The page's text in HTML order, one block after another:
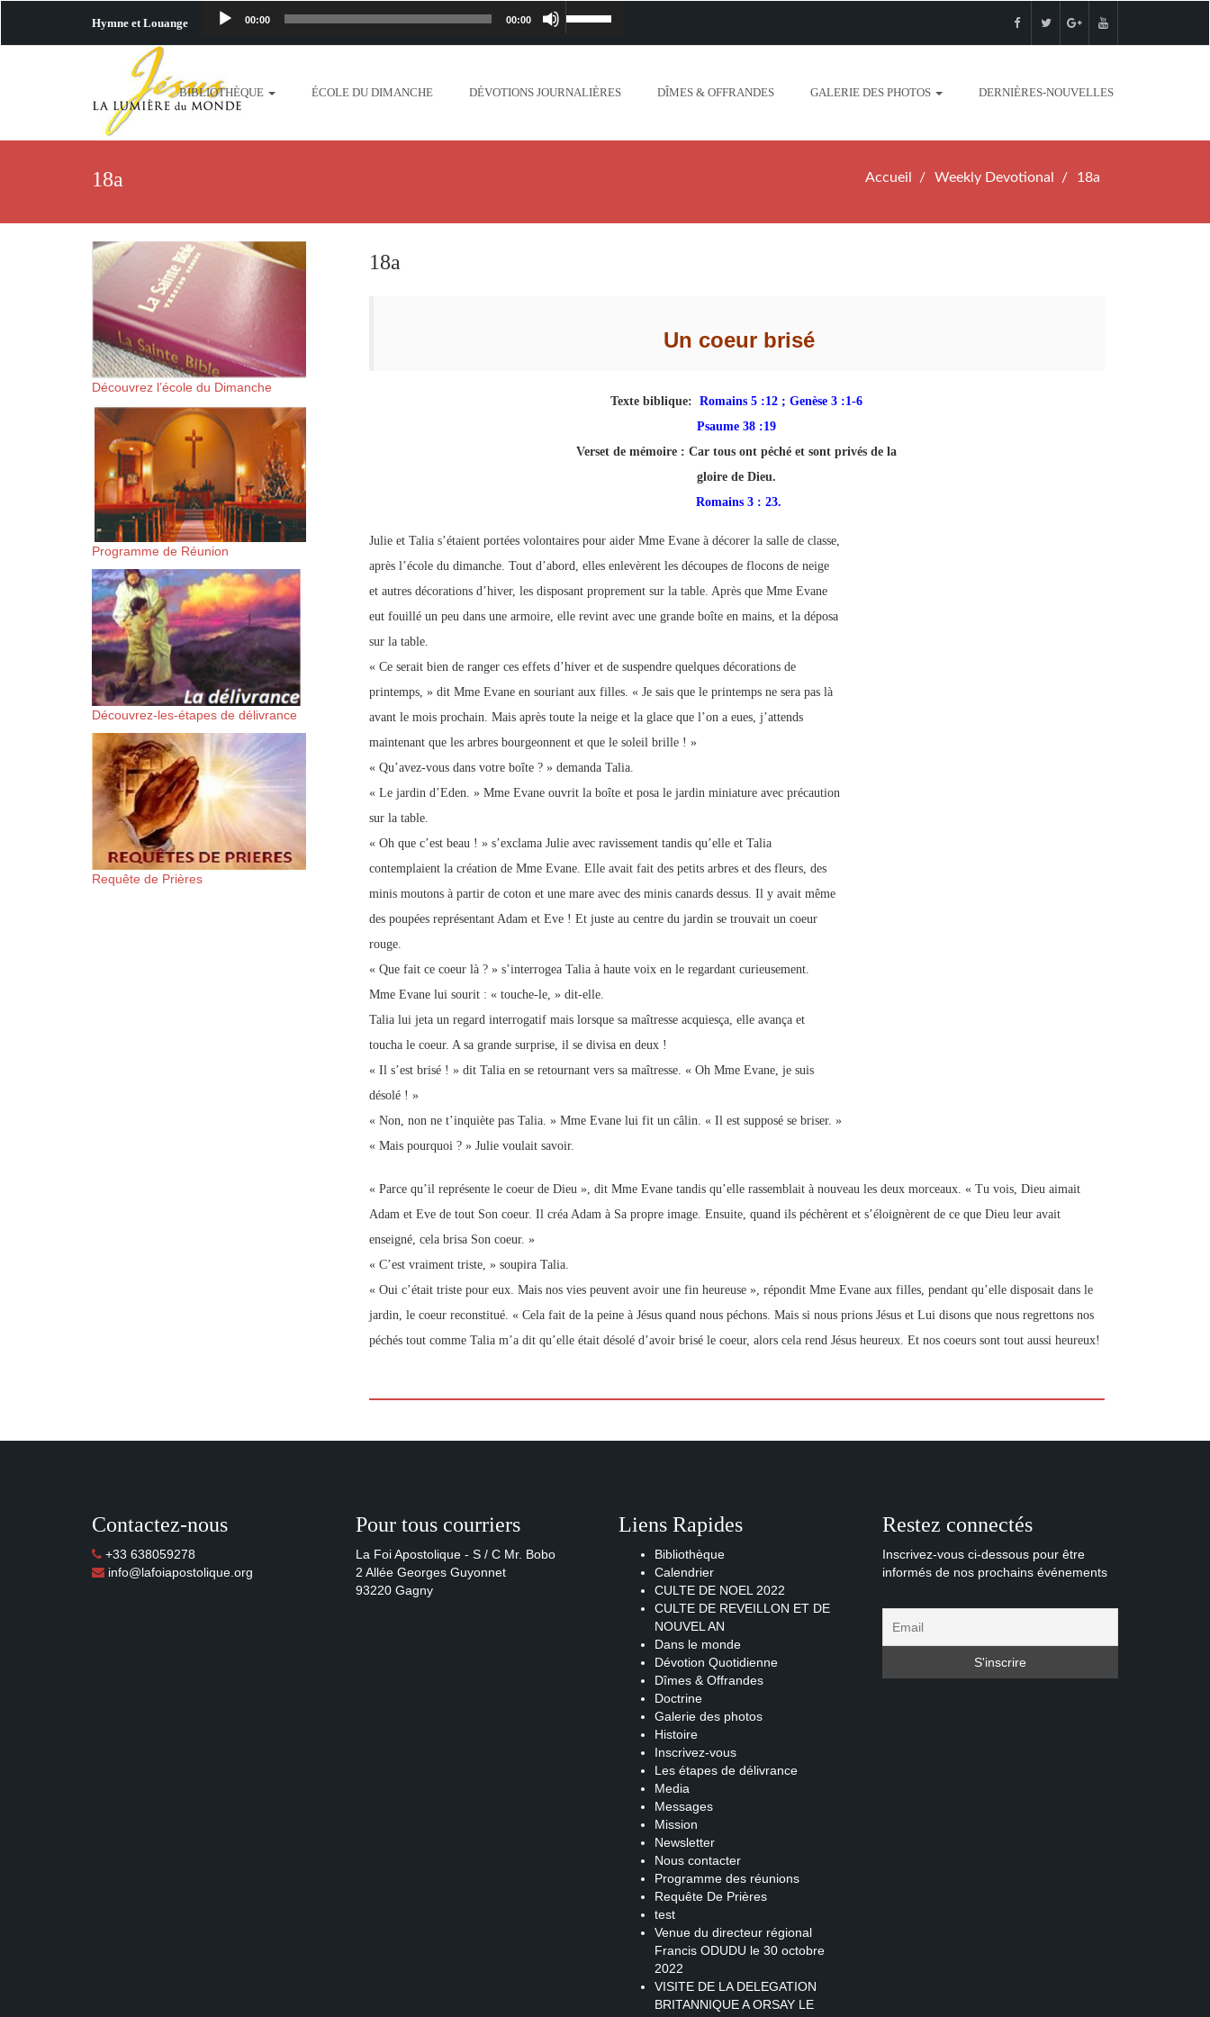
Hymne et Louange Lecteur
00:00 00:00 Utilisez
plus-pres-de-toi.mp3 http://www.lafoiapostolique.org/wp-
http://www.lafoiapostolique.org/wp-content/uploads/2018/06/Dieu-tout-puissant.mp3
http://www.lafoiapostolique.org/wp-content/uploads/2018/06/Cantique-tel-que-je-
suis-sans-rien-a-moi.mp3 http://www.lafoiapostolique.org/wp-
content/uploads/2018/06/Es-tu-lasse-rempli-de-tritesse.mp3
BIBLIOTHÈQUE ÉCOLE DU DIMANCHE DÉVOTIONS JOURNALIÈRES DÎMES & OFFRANDES GALERIE DES PHOTOS DERNIÈRES-NOUVELLES
18a Accueil Weekly Devotional 18a
Découvrez l’école du Dimanche
Programme de Réunion
Découvrez-les-étapes de délivrance
Requête de Prières
18a
Un coeur brisé
Texte biblique: Romains 5 :12 ; Genèse 3 :1-6
Psaume 38 :19
Verset de mémoire :Car tous ont péché et sont privés de la
gloire de Dieu.
Romains 3 : 23.
Julie et Talia s’étaient portées volontaires pour aider Mme Evane à décorer la salle de classe,
après l’école du dimanche. Tout d’abord, elles enlevèrent les découpes de flocons de neige
et autres décorations d’hiver, les disposant proprement sur la table. Après que Mme Evane
eut fouillé un peu dans une armoire, elle revint avec une grande boîte en mains, et la déposa
sur la table.
« Ce serait bien de ranger ces effets d’hiver et de suspendre quelques décorations de
printemps, » dit Mme Evane en souriant aux filles. « Je sais que le printemps ne sera pas là
avant le mois prochain. Mais après toute la neige et la glace que l’on a eues, j’attends
maintenant que les arbres bourgeonnent et que le soleil brille ! »
« Qu’avez-vous dans votre boîte ? » demanda Talia.
« Le jardin d’Eden. » Mme Evane ouvrit la boîte et posa le jardin miniature avec précaution
sur la table.
« Oh que c’est beau ! » s’exclama Julie avec ravissement tandis qu’elle et Talia
contemplaient la création de Mme Evane. Elle avait fait des petits arbres et des fleurs, des
minis moutons à partir de coton et une mare avec des minis canards dessus. Il y avait même
des poupées représentant Adam et Eve ! Et juste au centre du jardin se trouvait un coeur
rouge.
« Que fait ce coeur là ? » s’interrogea Talia à haute voix en le regardant curieusement.
Mme Evane lui sourit : « touche-le, » dit-elle.
Talia lui jeta un regard interrogatif mais lorsque sa maîtresse acquiesça, elle avança et
toucha le coeur. A sa grande surprise, il se divisa en deux !
« Il s’est brisé ! » dit Talia en se retournant vers sa maîtresse. « Oh Mme Evane, je suis
désolé ! »
« Non, non ne t’inquiète pas Talia. » Mme Evane lui fit un câlin. « Il est supposé se briser. »
« Mais pourquoi ? » Julie voulait savoir.
« Parce qu’il représente le coeur de Dieu », dit Mme Evane tandis qu’elle rassemblait à nouveau les deux morceaux. « Tu vois, Dieu aimait
Adam et Eve de tout Son coeur. Il créa Adam à Sa propre image. Ensuite, quand ils péchèrent et s’éloignèrent de ce que Dieu leur avait
enseigné, cela brisa Son coeur. »
« C’est vraiment triste, » soupira Talia.
« Oui c’était triste pour eux. Mais nos vies peuvent avoir une fin heureuse », répondit Mme Evane aux filles, pendant qu’elle disposait dans le
jardin, le coeur reconstitué. « Cela fait de la peine à Jésus quand nous péchons. Mais si nous prions Jésus et Lui disons que nous regrettons nos
péchés tout comme Talia m’a dit qu’elle était désolé d’avoir brisé le coeur, alors cela rend Jésus heureux. Et nos coeurs sont tout aussi heureux!
Contactez-nous
+33 638059278
info@lafoiapostolique.org
Pour tous courriers
La Foi Apostolique - S / C Mr. Bobo
2 Allée Georges Guyonnet
93220 Gagny
Liens Rapides
Bibliothèque
Calendrier
CULTE DE NOEL 2022
CULTE DE REVEILLON ET DE
NOUVEL AN
Dans le monde
Dévotion Quotidienne
Dîmes & Offrandes
Doctrine
Galerie des photos
Histoire
Inscrivez-vous
Les étapes de délivrance
Media
Messages
Mission
Newsletter
Nous contacter
Programme des réunions
Requête De Prières
test
Venue du directeur régional
Francis ODUDU le 30 octobre
2022
VISITE DE LA DELEGATION
BRITANNIQUE A ORSAY LE
Restez connectés
Inscrivez-vous ci-dessous pour être
informés de nos prochains événements